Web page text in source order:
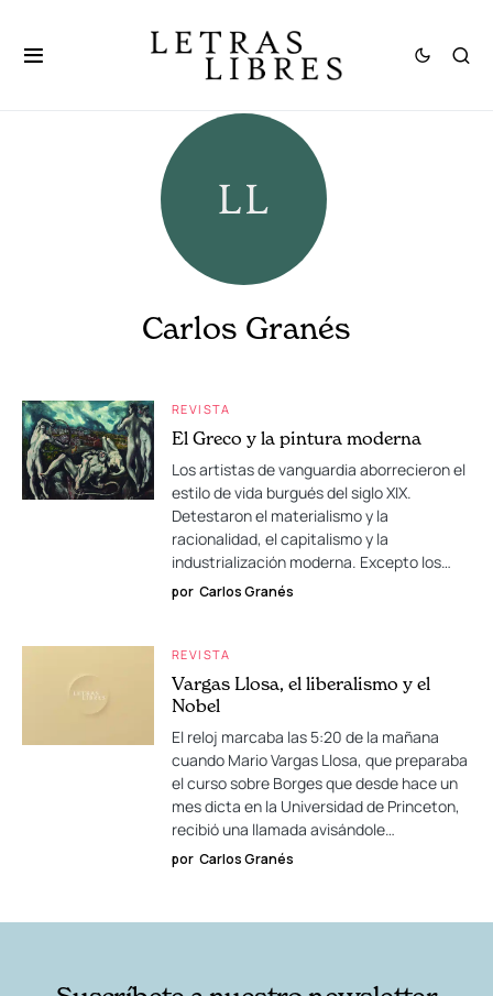
Carlos Granés
REVISTA
El Greco y la pintura moderna
Los artistas de vanguardia aborrecieron el
estilo de vida burgués del siglo XIX.
Detestaron el materialismo y la
racionalidad, el capitalismo y la
industrialización moderna. Excepto los…
por Carlos Granés
REVISTA
Vargas Llosa, el liberalismo y el
Nobel
El reloj marcaba las 5:20 de la mañana
cuando Mario Vargas Llosa, que preparaba
el curso sobre Borges que desde hace un
mes dicta en la Universidad de Princeton,
recibió una llamada avisándole…
por Carlos Granés